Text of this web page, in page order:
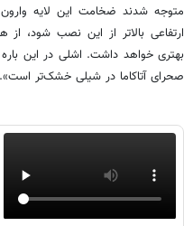
ارتفاعی بالاتر از این نصب شود،
بهتری خواهد داشت. اشلی در این
صحرای آتاکاما در شیلی خشک‌تر است».